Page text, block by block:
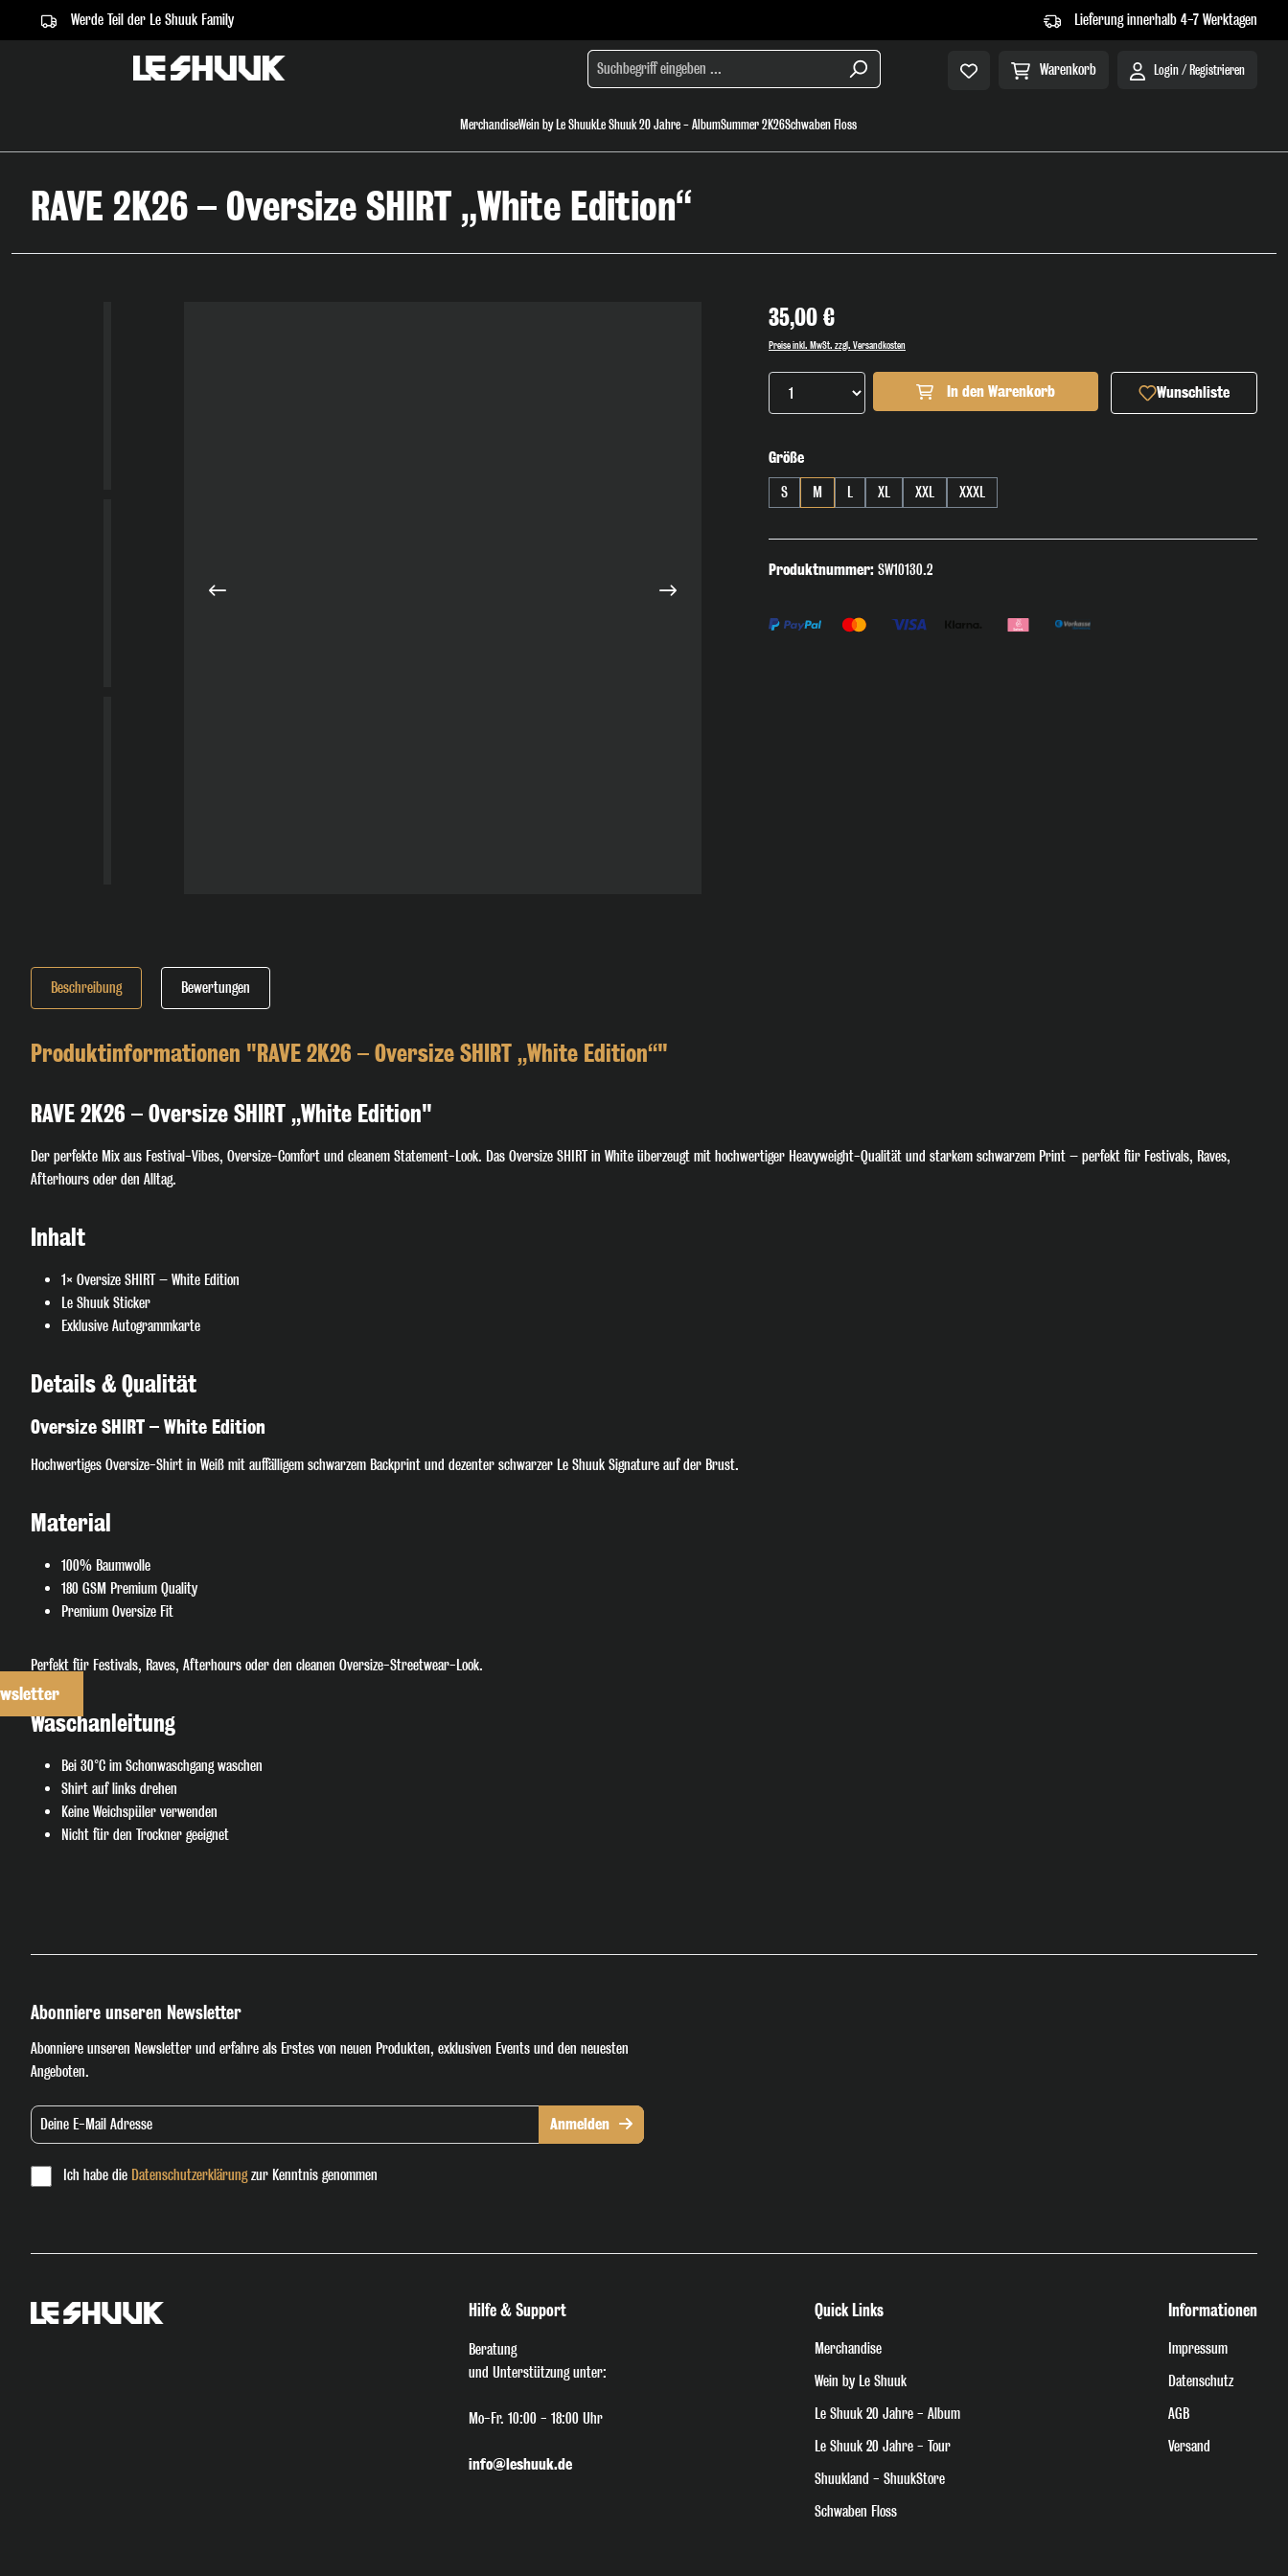
Zur Hauptnavigation springen
Werde Teil der Le Shuuk Family Lieferung innerhalb 4-7 Werktagen
Warenkorb Login / Registrieren
Merchandise
New
Sale
Accessoires
Wein by Le Shuuk Le Shuuk 20 Jahre - AlbumSummer 2K26Schwaben Floss
RAVE 2K26 – Oversize SHIRT „White Edition“
35,00 €
Preise inkl. MwSt. zzgl. Versandkosten
Produkt Anzahl: Gib den gewünschten Wert ein oder benutze die
In den Warenkorb Wunschliste
Größeauswählen
S
M L XL XXL XXXL
Produktnummer: SW10130.2
Beschreibung Bewertungen
Produktinformationen "RAVE 2K26 – Oversize SHIRT „White Edition“"
RAVE 2K26 – Oversize SHIRT „White Edition"
Der perfekte Mix aus Festival-Vibes, Oversize-Comfort und cleanem Statement-Look. Das Oversize SHIRT in White überzeugt mit hochwertiger Heavyweight-Qualität und starkem schwarzem Print – perfekt für Festivals, Raves,
Afterhours oder den Alltag.
Inhalt
1× Oversize SHIRT – White Edition
Le Shuuk Sticker
Exklusive Autogrammkarte
Details & Qualität
Oversize SHIRT – White Edition
Hochwertiges Oversize-Shirt in Weiß mit auffälligem schwarzem Backprint und dezenter schwarzer Le Shuuk Signature auf der Brust.
Material
100% Baumwolle
180 GSM Premium Quality
Premium Oversize Fit
Perfekt für Festivals, Raves, Afterhours oder den cleanen Oversize-Streetwear-Look.
Waschanleitung
Bei 30°C im Schonwaschgang waschen
Shirt auf links drehen
Keine Weichspüler verwenden
Nicht für den Trockner geeignet
Hilfe & Support
Beratung
und Unterstützung unter:
Mo-Fr. 10:00 - 18:00 Uhr
info@leshuuk.de
Quick Links
Merchandise
Wein by Le Shuuk
Le Shuuk 20 Jahre - Album
Le Shuuk 20 Jahre - Tour
Shuukland - ShuukStore
Schwaben Floss
Informationen
Impressum
Datenschutz
AGB
Versand
Abonniere unseren Newsletter
Abonniere unseren Newsletter und erfahre als Erstes von neuen Produkten, exklusiven Events und den neuesten
Angeboten.
Ich habe die Datenschutzerklärungzur Kenntnis genommen
Anmelden